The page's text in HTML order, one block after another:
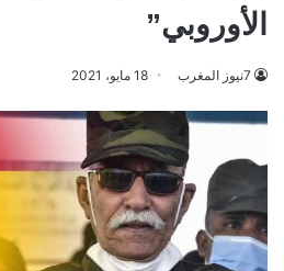
الأوروبي”
7نيوز المغرب 18 مايو، 2021